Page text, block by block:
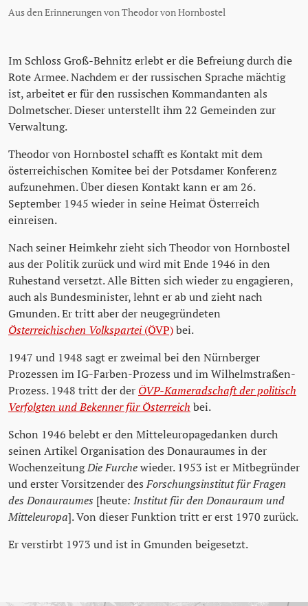
Aus den Erinnerungen von Theodor von Hornbostel
Im Schloss Groß-Behnitz erlebt er die Befreiung durch die
Rote Armee. Nachdem er der russischen Sprache mächtig
ist, arbeitet er für den russischen Kommandanten als
Dolmetscher. Dieser unterstellt ihm 22 Gemeinden zur
Verwaltung.
Theodor von Hornbostel schafft es Kontakt mit dem
österreichischen Komitee bei der Potsdamer Konferenz
aufzunehmen. Über diesen Kontakt kann er am 26.
September 1945 wieder in seine Heimat Österreich
einreisen.
Nach seiner Heimkehr zieht sich Theodor von Hornbostel
aus der Politik zurück und wird mit Ende 1946 in den
Ruhestand versetzt. Alle Bitten sich wieder zu engagieren,
auch als Bundesminister, lehnt er ab und zieht nach
Gmunden. Er tritt aber der neugegründeten
Österreichischen Volkspartei(ÖVP)bei.
1947 und 1948 sagt er zweimal bei den Nürnberger
Prozessen im IG-Farben-Prozess und im Wilhelmstraßen-
Prozess. 1948 tritt der der ÖVP-Kameradschaft der politisch
Verfolgten und Bekenner für Österreich bei.
Schon 1946 belebt er den Mitteleuropagedanken durch
seinen Artikel Organisation des Donauraumes in der
WochenzeitungDie Furchewieder. 1953 ist er Mitbegründer
und erster Vorsitzender desForschungsinstitut für Fragen
des Donauraumes [heute: Institut für den Donauraum und
Mitteleuropa]. Von dieser Funktion tritt er erst 1970 zurück.
Er verstirbt 1973 und ist in Gmunden beigesetzt.